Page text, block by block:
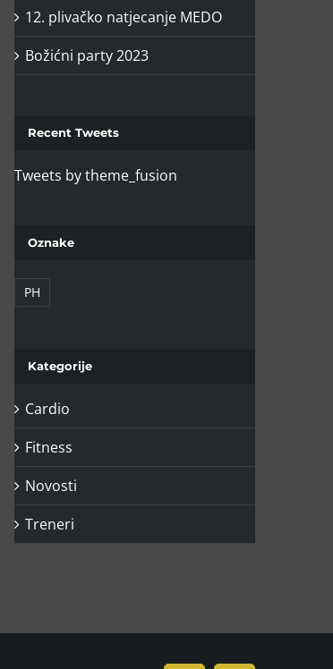
12. plivačko natjecanje MEDO⁣
Božićni party 2023
Recent Tweets
Tweets by theme_fusion
Oznake
PH
Kategorije
Cardio
Fitness
Novosti
Treneri